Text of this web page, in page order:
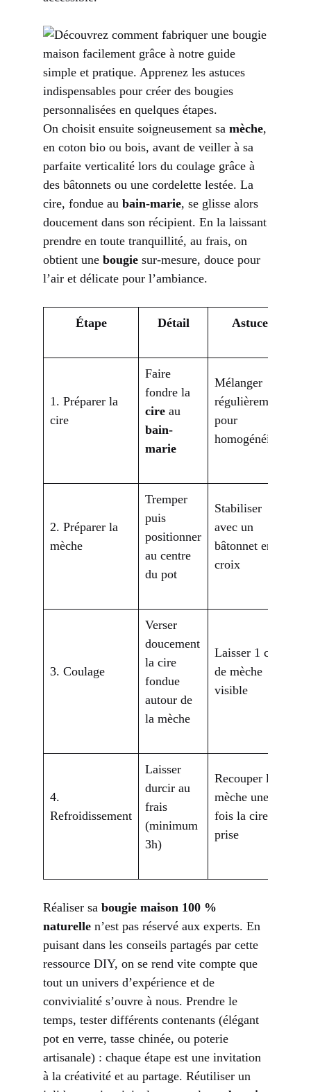
On choisit ensuite soigneusement samèche,
en coton bio ou bois, avant de veiller à sa
parfaite verticalité lors du coulage grâce à
des bâtonnets ou une cordelette lestée. La
cire, fondue aubain-marie, se glisse alors
doucement dans son récipient. En la laissant
prendre en toute tranquillité, au frais, on
obtient unebougie sur-mesure, douce pour
l’air et délicate pour l’ambiance.
Étape Détail Astuce
1. Préparer la
cire
Faire
fondre la
cire au
bain-
marie
Mélanger
régulièrement
pour
homogénéiser
2. Préparer la
mèche
Tremper
puis
positionner
au centre
du pot
Stabiliser
avec un
bâtonnet en
croix
3. Coulage
Verser
doucement
la cire
fondue
autour de
la mèche
Laisser 1 cm
de mèche
visible
4.
Refroidissement
Laisser
durcir au
frais
(minimum
3h)
Recouper la
mèche une
fois la cire
prise
Réaliser sabougie maison 100 %
naturelle n’est pas réservé aux experts. En
puisant dans les conseils partagés parcette
ressource DIY, on se rend vite compte que
tout un univers d’expérience et de
convivialité s’ouvre à nous. Prendre le
temps, tester différents contenants (élégant
pot en verre, tasse chinée, ou poterie
artisanale) : chaque étape est une invitation
à la créativité et au partage. Réutiliser un